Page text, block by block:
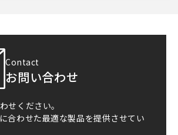
Contact
お問い合わせ
せください。
合わせた最適な製品を提供させてい